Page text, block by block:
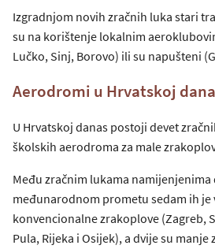
Izgradnjom novih zračnih luka stari
su na korištenje lokalnim
Lučko, Sinj, Borovo) ili su napušteni
Aerodromi u Hrvatskoj
U Hrvatskoj danas postoji devet
školskih aerodroma za male
Među zračnim lukama namijenjenima
međunarodnom prometu sedam ih je
konvencionalne zrakoplove (Zagreb,
Pula, Rijeka i Osijek), a dvije su manje